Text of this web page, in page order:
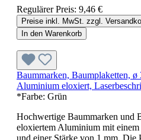
Regulärer Preis: 9,46 €
Preise inkl. MwSt. zzgl.
In den Warenkorb
Baummarken, Baumplaketten, ø
Aluminium eloxiert,
*Farbe: Grün
Hochwertige Baummarken und
eloxiertem Aluminium mit
und einer Stärke von 1 mm. Die